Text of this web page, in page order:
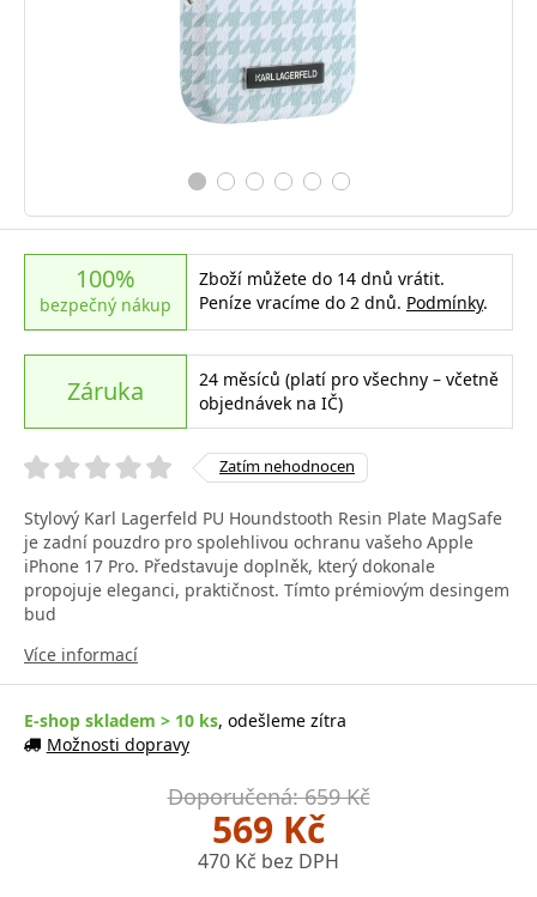
100%
bezpečný nákup
Zboží můžete do 14 dnů vrátit.
Peníze vracíme do 2 dnů. Podmínky.
Záruka
24 měsíců (platí pro všechny – včetně
objednávek na IČ)
Zatím nehodnocen
Stylový Karl Lagerfeld PU Houndstooth Resin Plate MagSafe
je zadní pouzdro pro spolehlivou ochranu vašeho Apple
iPhone 17 Pro. Představuje doplněk, který dokonale
propojuje eleganci, praktičnost. Tímto prémiovým desingem
bud
Více informací
E-shop skladem > 10 ks, odešleme zítra
Možnosti dopravy
Doporučená: 659 Kč
569 Kč
470 Kč bez DPH